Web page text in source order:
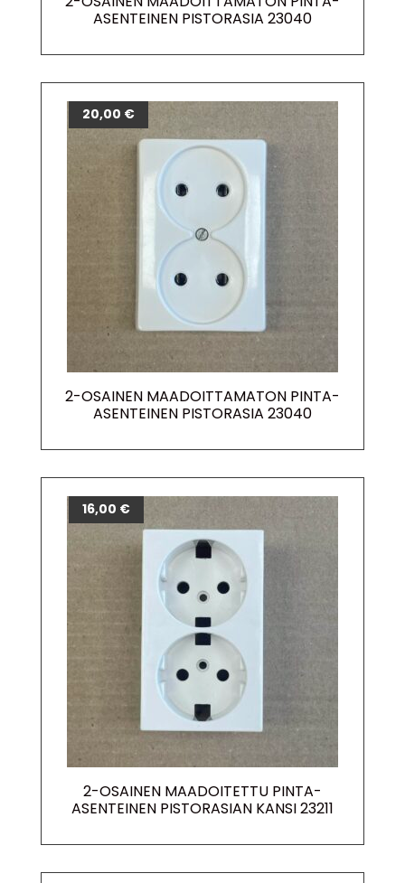
ASENTEINEN PISTORASIA 23040
2-OSAINEN MAADOITTAMATON PINTA-
ASENTEINEN PISTORASIA 23040
20,00 €
2-OSAINEN MAADOITETTU PINTA-
ASENTEINEN PISTORASIAN KANSI 23211
16,00 €